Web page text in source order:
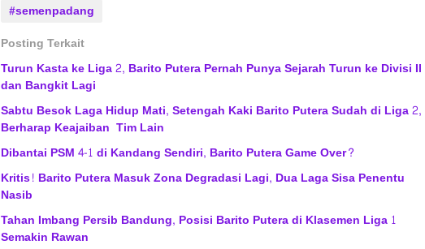
#semenpadang
Posting Terkait
Turun Kasta ke Liga 2, Barito Putera Pernah Punya Sejarah Turun ke Divisi II
dan Bangkit Lagi
Sabtu Besok Laga Hidup Mati, Setengah Kaki Barito Putera Sudah di Liga 2,
Berharap Keajaiban Tim Lain
Dibantai PSM 4-1 di Kandang Sendiri, Barito Putera Game Over?
Kritis! Barito Putera Masuk Zona Degradasi Lagi, Dua Laga Sisa Penentu
Nasib
Tahan Imbang Persib Bandung, Posisi Barito Putera di Klasemen Liga 1
Semakin Rawan